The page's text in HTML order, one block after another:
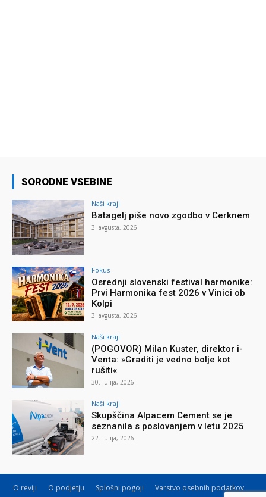
SORODNE VSEBINE
Naši kraji
Batagelj piše novo zgodbo v Cerknem
3. avgusta, 2026
Fokus
Osrednji slovenski festival harmonike:
Prvi Harmonika fest 2026 v Vinici ob
Kolpi
3. avgusta, 2026
Naši kraji
(POGOVOR) Milan Kuster, direktor i-
Venta: »Graditi je vedno bolje kot
rušiti«
30. julija, 2026
Naši kraji
Skupščina Alpacem Cement se je
seznanila s poslovanjem v letu 2025
22. julija, 2026
O reviji O podjetju Splošni pogoji
Varstvo osebnih podatkov